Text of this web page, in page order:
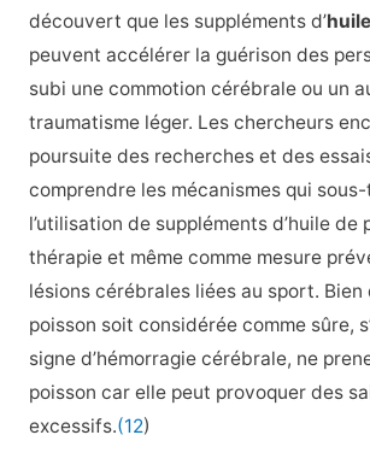
découvert que les suppléments d’
peuvent accélérer la guérison des
subi une commotion cérébrale ou un
traumatisme léger. Les chercheurs
poursuite des recherches et des
comprendre les mécanismes qui
l’utilisation de suppléments d’huile de
thérapie et même comme mesure
lésions cérébrales liées au sport. Bien
poisson soit considérée comme sûre,
signe d’hémorragie cérébrale, ne
poisson car elle peut provoquer des
excessifs.(12)